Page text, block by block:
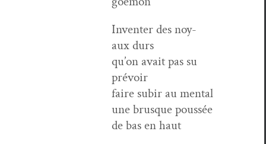
Inven­ter des noy­
aux durs
qu’on avait pas su
prévoir
faire subir au mental
une brusque poussée
de bas en haut